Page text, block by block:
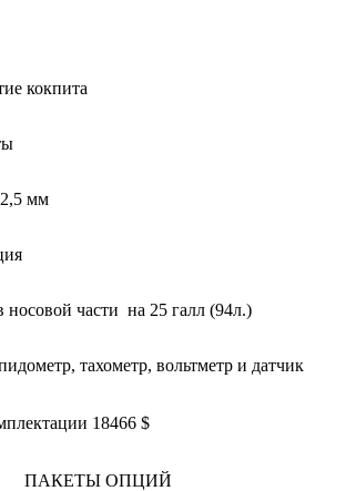
кокпита
мм
носовой части на 25 галл (94л.)
тахометр, вольтметр и датчик
18466 $
ПАКЕТЫ ОПЦИЙ